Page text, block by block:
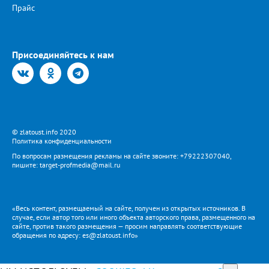
Прайс
Присоединяйтесь к нам
© zlatoust.info 2020
Политика конфиденциальности
По вопросам размещения рекламы на сайте звоните: +79222307040,
пишите: target-profmedia@mail.ru
«Весь контент, размещаемый на сайте, получен из открытых источников. В
случае, если автор того или иного объекта авторского права, размещенного на
сайте, против такого размещения — просим направлять соответствующие
обращения по адресу: es@zlatoust.info»